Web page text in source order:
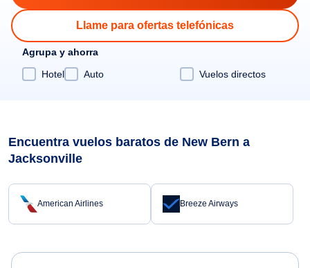
Llame para ofertas telefónicas
Agrupa y ahorra
Hotel
Auto Vuelos directos
Encuentra vuelos baratos de New Bern a
Jacksonville
American Airlines Breeze Airways